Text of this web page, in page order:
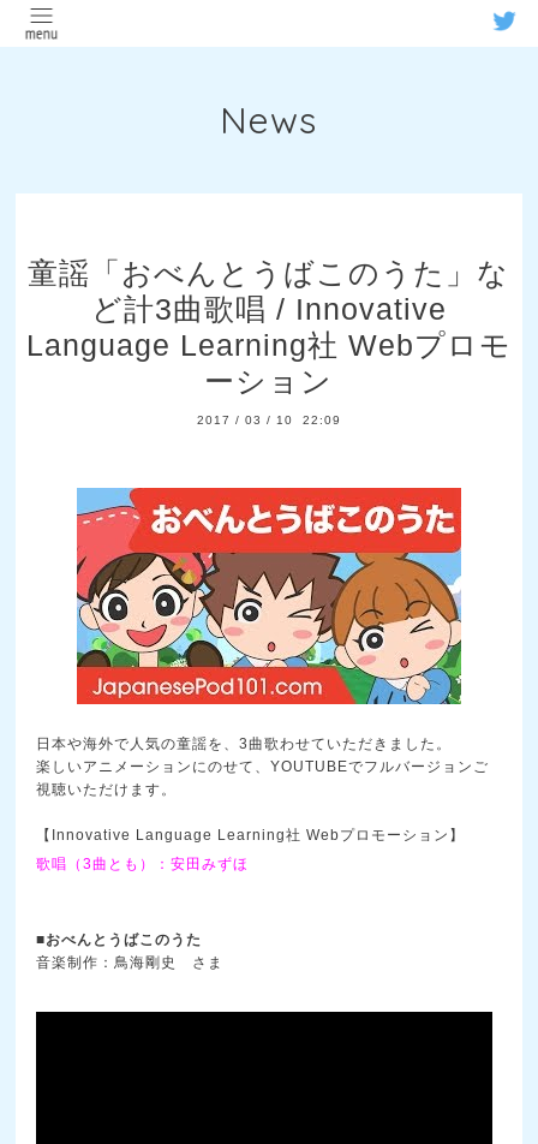
News
童謡「おべんとうばこのうた」な
ど計3曲歌唱 / Innovative
Language Learning社 Webプロモ
ーション
2017 / 03 / 10 22:09
日本や海外で人気の童謡を、3曲歌わせていただきました。
楽しいアニメーションにのせて、YOUTUBEでフルバージョンご
視聴いただけます。
【Innovative Language Learning社 Webプロモーション】
歌唱（3曲とも）：安田みずほ
■おべんとうばこのうた
音楽制作：鳥海剛史 さま